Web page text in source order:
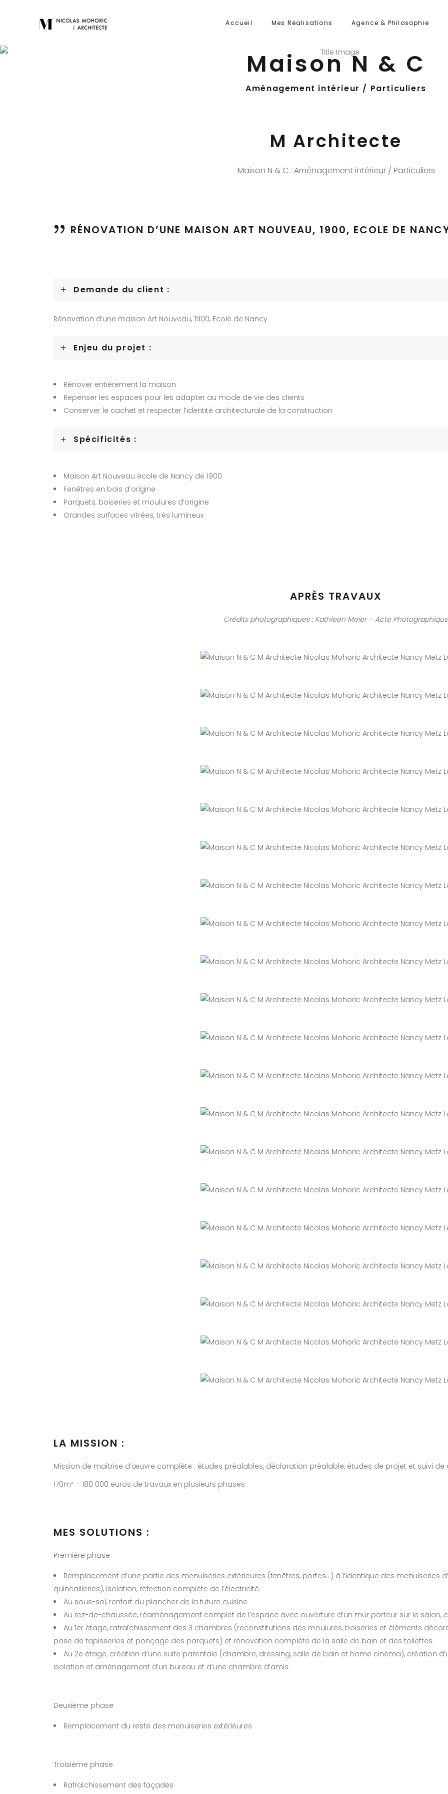
Accueil Mes Réalisations Agence & Philosophie
Maison N & C
Aménagement intérieur / Particuliers
M Architecte
Maison N & C : Aménagement intérieur / Particuliers
RÉNOVATION D’UNE MAISON ART NOUVEAU, 1900, ECOLE DE
Demande du client :
Rénovation d’une maison Art Nouveau, 1900, Ecole de Nancy
Enjeu du projet :
Rénover entièrement la maison
Repenser les espaces pour les adapter au mode de vie des clients
Conserver le cachet et respecter l’identité architecturale de la construction
Spécificités :
Maison Art Nouveau école de Nancy de 1900
Fenêtres en bois d’origine
Parquets, boiseries et moulures d’origine
Grandes surfaces vitrées, très lumineux
APRÈS TRAVAUX
Crédits photographiques : Kathleen Meier – Acte Photographique
LA MISSION :
Mission de maîtrise d’œuvre complète : études préalables, déclaration préalable, études de projet et suivi de
170m² – 180 000 euros de travaux en plusieurs phases
MES SOLUTIONS :
Première phase
Remplacement d’une partie des menuiseries extérieures (fenêtres, portes…) à l’identique des menuiseries
quincailleries), isolation, réfection complète de l’électricité.
Au sous-sol, renfort du plancher de la future cuisine
Au rez-de-chaussée, réaménagement complet de l’espace avec ouverture d’un mur porteur sur le salon,
Au 1er étage, rafraîchissement des 3 chambres (reconstitutions des moulures, boiseries et éléments
pose de tapisseries et ponçage des parquets) et rénovation complète de la salle de bain et des toilettes.
Au 2e étage, création d’une suite parentale (chambre, dressing, salle de bain et home cinéma), création
isolation et aménagement d’un bureau et d’une chambre d’amis.
Deuxième phase
Remplacement du reste des menuiseries extérieures
Troisième phase
Rafraîchissement des façades